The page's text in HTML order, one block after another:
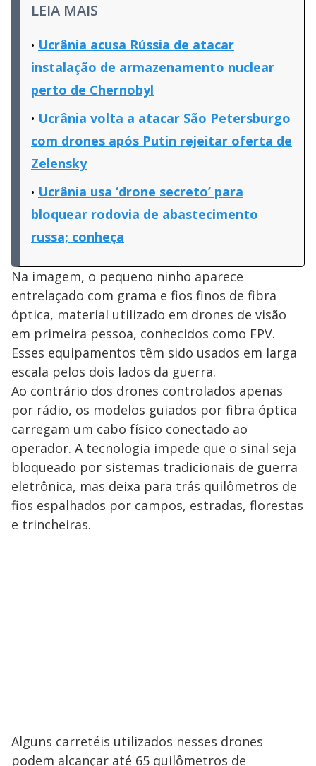
LEIA MAIS
Ucrânia acusa Rússia de atacar
instalação de armazenamento nuclear
perto de Chernobyl
Ucrânia volta a atacar São Petersburgo
com drones após Putin rejeitar oferta de
Zelensky
Ucrânia usa ‘drone secreto’ para
bloquear rodovia de abastecimento
russa; conheça
Na imagem, o pequeno ninho aparece
entrelaçado com grama e fios finos de fibra
óptica, material utilizado em drones de visão
em primeira pessoa, conhecidos como FPV.
Esses equipamentos têm sido usados em larga
escala pelos dois lados da guerra.
Ao contrário dos drones controlados apenas
por rádio, os modelos guiados por fibra óptica
carregam um cabo físico conectado ao
operador. A tecnologia impede que o sinal seja
bloqueado por sistemas tradicionais de guerra
eletrônica, mas deixa para trás quilômetros de
fios espalhados por campos, estradas, florestas
e trincheiras.
Alguns carretéis utilizados nesses drones
podem alcançar até 65 quilômetros de